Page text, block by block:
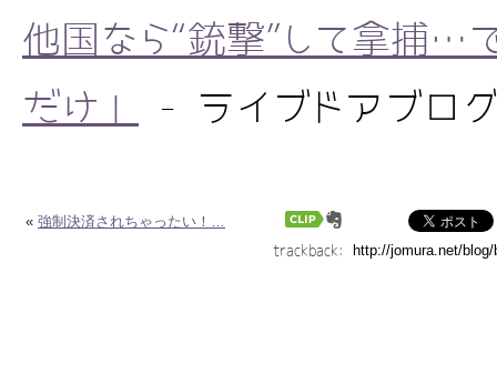
他国なら“銃撃”して拿捕…
だけ」
- ライブドアブ
« 強制決済されちゃったい！…
trackback: